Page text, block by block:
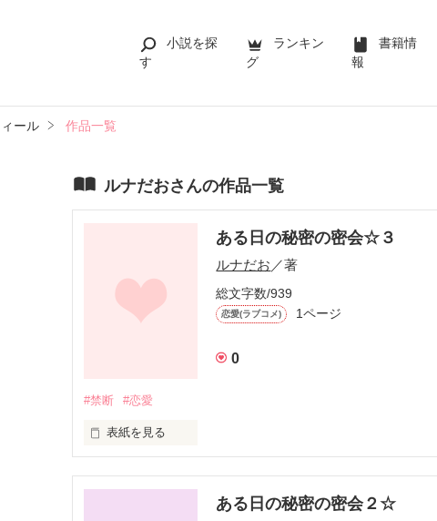
小説を探
す
ランキン
グ
書籍情
報
ール 作品一覧
ルナだおさんの作品一覧
ある日の秘密の密会☆３
ルナだお ／著
総文字数/939
恋愛(ラブコメ) 1ページ
0
#禁断 #恋愛
表紙を見る
ある日の秘密の密会２☆